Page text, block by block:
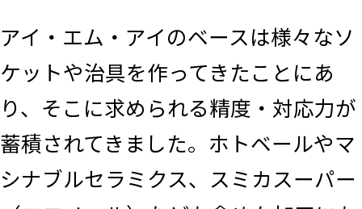
アイ・エム・アイのベースは様々なソ
ケットや治具を作ってきたことにあ
り、そこに求められる精度・対応力が
蓄積されてきました。ホトベールやマ
シナブルセラミクス、スミカスーパー